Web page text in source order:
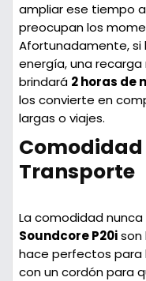
ampliar ese tiempo
preocupan los
Afortunadamente, si
energía, una recarga
brindará 2 horas de
los convierte en
largas o viajes.
Transporte
La comodidad
Soundcore P20ison
hace perfectos para
con un cordón para